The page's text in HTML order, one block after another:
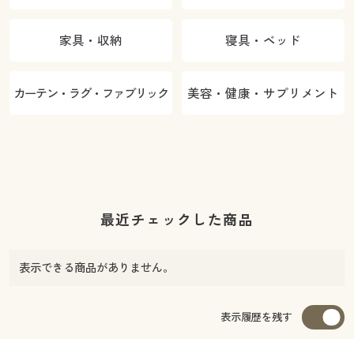
家具・収納 寝具・ベッド
カーテン・ラグ・ファブリック 美容・健康・サプリメント
最近チェックした商品
表示できる商品がありません。
表示履歴を残す